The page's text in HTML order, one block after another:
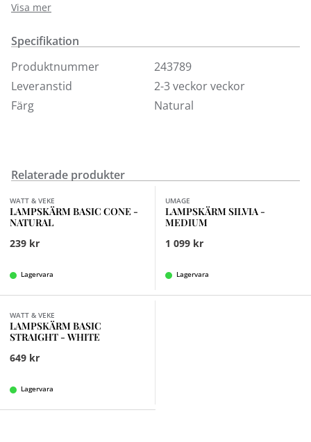
med en modern och stilren lampfot. Skärmens yttertyg
är i bredvävt linne och innertyget är i ett tätare
linnefoder i samma ton. Visas här i två olika storlekar.
Ringfäste E27
Visa mer
Specifikation
Produktnummer
243789
Leveranstid
2-3 veckor veckor
Färg
Natural
Relaterade produkter
Finns i fler val (2)
WATT & VEKE
LAMPSKÄRM BASIC CONE -
NATURAL
239 kr
Lagervara
UMAGE
LAMPSKÄRM SILVIA -
MEDIUM
1 099 kr
Lagervara
WATT & VEKE
LAMPSKÄRM BASIC
STRAIGHT - WHITE
649 kr
Lagervara